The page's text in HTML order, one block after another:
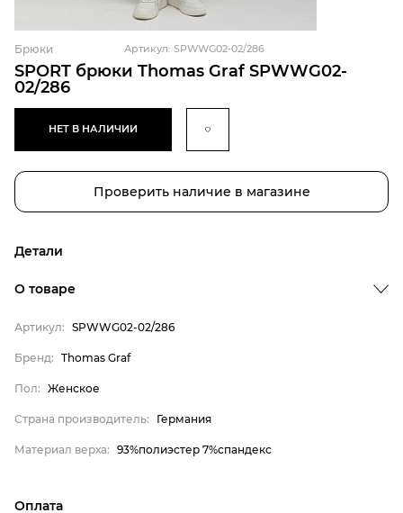
SPORT брюки Thomas Graf SPWWG02-
02/286
Брюки Артикул: SPWWG02-02/286
НЕТ В НАЛИЧИИ
Проверить наличие в магазине
Детали
Страна производитель
Материал верха
О товаре
Артикул: SPWWG02-02/286
Бренд: Thomas Graf
Пол: Женское
Страна производитель: Германия
Материал верха: 93%полиэстер 7%спандекс
Оплата